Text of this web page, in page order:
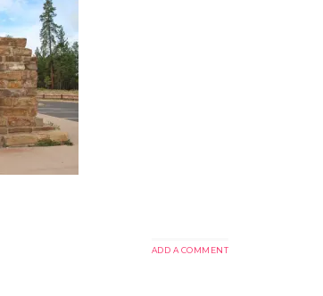
ADD A COMMENT